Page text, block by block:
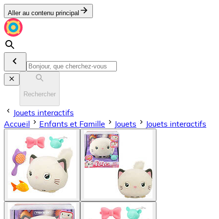
Aller au contenu principal
Rechercher
Jouets interactifs
Accueil
Enfants et Famille Jouets Jouets interactifs